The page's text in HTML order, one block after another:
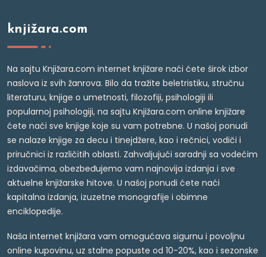
knjižara.com
Na sajtu Knjižara.com internet knjižare naći ćete širok izbor
naslova iz svih žanrova. Bilo da tražite beletristiku, stručnu
literaturu, knjige o umetnosti, filozofiji, psihologiji ili
popularnoj psihologiji, na sajtu Knjižara.com online knjižare
ćete naći sve knjige koje su vam potrebne. U našoj ponudi
se nalaze knjige za decu i tinejdžere, kao i rečnici, vodiči i
priručnici iz različitih oblasti. Zahvaljujući saradnji sa vodećim
izdavačima, obezbeđujemo vam najnovija izdanja i sve
aktuelne knjižarske hitove. U našoj ponudi ćete naći
kapitalna izdanja, izuzetne monografije i obimne
enciklopedije.
Naša internet knjižara vam omogućava sigurnu i povoljnu
online kupovinu, uz stalne popuste od 10-20%, kao i sezonske